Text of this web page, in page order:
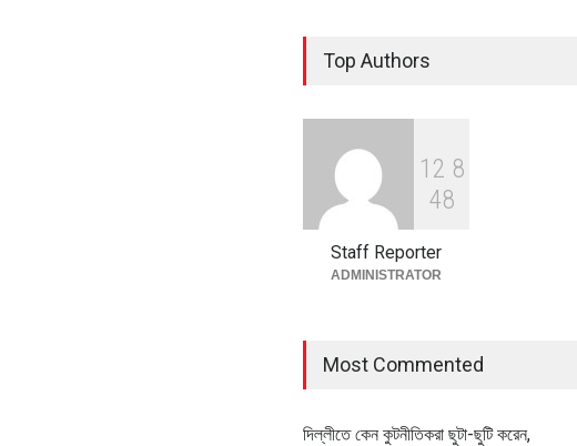
বৈশ্বিক প্রতিযোগিতা
পোশাক শিল্পে নতুন উদ্যোগ
Top Authors
1 2 8
48
Staff Reporter
ADMINISTRATOR
Most Commented
দিল্লীতে কেন কুটনীতিকরা ছুটা-ছুটি করেন,